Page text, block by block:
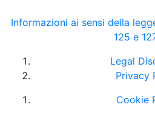
Informazioni ai sensi della
125 e
Legal
Privacy
Cookie